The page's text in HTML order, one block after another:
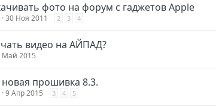
фото на форум с гаджетов Apple
30 Ноя 2011 2 3 4
видео на АЙПАД?
Май 2015
прошивка 8.3.
9 Апр 2015 3 4 5